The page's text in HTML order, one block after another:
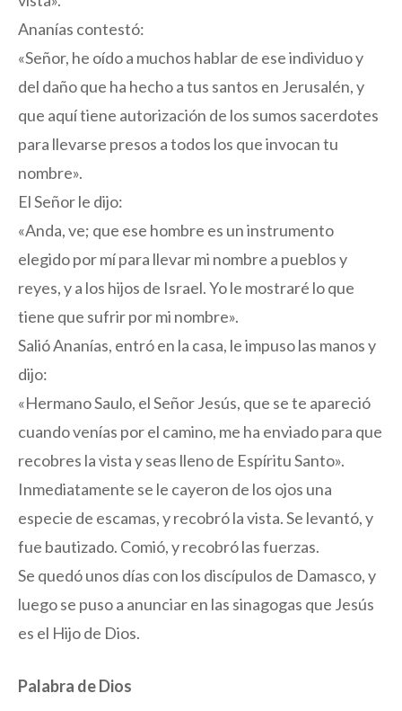
Ananías contestó:
«Señor, he oído a muchos hablar de ese individuo y
del daño que ha hecho a tus santos en Jerusalén, y
que aquí tiene autorización de los sumos sacerdotes
para llevarse presos a todos los que invocan tu
nombre».
El Señor le dijo:
«Anda, ve; que ese hombre es un instrumento
elegido por mí para llevar mi nombre a pueblos y
reyes, y a los hijos de Israel. Yo le mostraré lo que
tiene que sufrir por mi nombre».
Salió Ananías, entró en la casa, le impuso las manos y
dijo:
«Hermano Saulo, el Señor Jesús, que se te apareció
cuando venías por el camino, me ha enviado para que
recobres la vista y seas lleno de Espíritu Santo».
Inmediatamente se le cayeron de los ojos una
especie de escamas, y recobró la vista. Se levantó, y
fue bautizado. Comió, y recobró las fuerzas.
Se quedó unos días con los discípulos de Damasco, y
luego se puso a anunciar en las sinagogas que Jesús
es el Hijo de Dios.
Palabra de Dios